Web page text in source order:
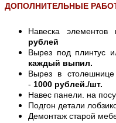
ДОПОЛНИТЕЛЬНЫЕ
Навеска
рублей
Вырез под плинтус
каждый выпил.
Вырез в
- 1000 рублей./шт.
Навес панели. на
Подгон детали
Демонтаж старой